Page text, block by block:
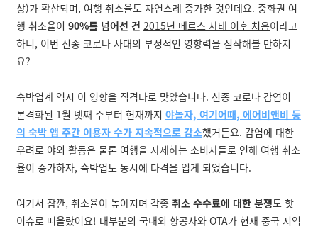
상)가 확산되며, 여행 취소율도 자연스레 증가한 것인데요. 중화권 여
행 취소율이 90%를 넘어선 건 2015년 메르스 사태 이후 처음이라고
하니, 이번 신종 코로나 사태의 부정적인 영향력을 짐작해볼 만하지
요?
숙박업계 역시 이 영향을 직격타로 맞았습니다. 신종 코로나 감염이
본격화된 1월 넷째 주부터 현재까지 야놀자, 여기어때, 에어비앤비 등
의 숙박 앱 주간 이용자 수가 지속적으로 감소했거든요. 감염에 대한
우려로 야외 활동은 물론 여행을 자제하는 소비자들로 인해 여행 취소
율이 증가하자, 숙박업도 동시에 타격을 입게 되었습니다.
여기서 잠깐, 취소율이 높아지며 각종 취소 수수료에 대한 분쟁도 핫
이슈로 떠올랐어요! 대부분의 국내외 항공사와 OTA가 현재 중국 지역